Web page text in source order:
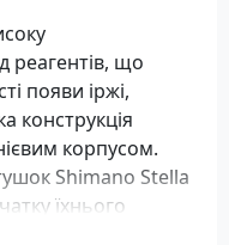
реагентів, що
появи іржі,
конструкція
корпусом.
Shimano Stella
їхнього